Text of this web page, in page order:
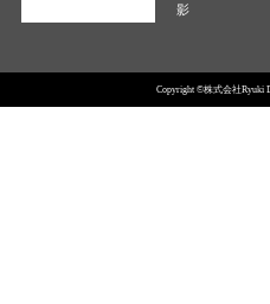
影
Copyright ©株式会社Ryuki